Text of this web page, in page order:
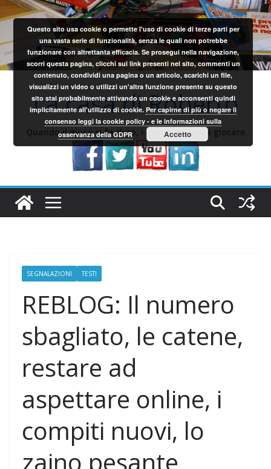
Salta
al
contenuto
La casa di Roberto
Quando il gioco si fa duro, i sardi iniziano a giocare
SEGNALAZIONI TESTI
REBLOG: Il numero
sbagliato, le catene,
restare ad
aspettare online, i
compiti nuovi, lo
zaino pesante
Questo sito usa cookie o permette l'uso di cookie di terze parti per
una vasta serie di funzionalità, senza le quali non potrebbe
funzionare con altrettanta efficacia. Se prosegui nella navigazione,
scorri questa pagina, clicchi sui link presenti nel sito, commenti un
contenuto, condividi una pagina o un articolo, scarichi un file,
visualizzi un video o utilizzi un'altra funzione presente su questo
sito stai probabilmente attivando un cookie e acconsenti quindi
implicitamente all'utilizzo di cookie.Per capirne di più o negare il
consenso leggi la cookie policy - e le informazioni sulla
osservanza della GDPR
Accetto